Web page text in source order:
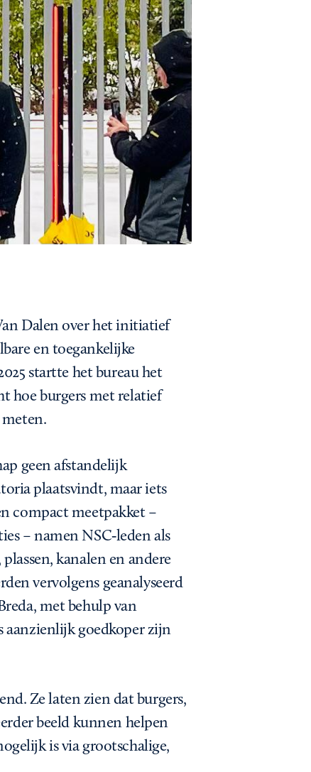
Dalen over het initiatief
en toegankelijke
startte het bureau het
hoe burgers met relatief
geen afstandelijk
plaatsvindt, maar iets
compact meetpakket –
– namen NSC‑leden als
kanalen en andere
vervolgens geanalyseerd
met behulp van
aanzienlijk goedkoper zijn
Ze laten zien dat burgers,
beeld kunnen helpen
is via grootschalige,